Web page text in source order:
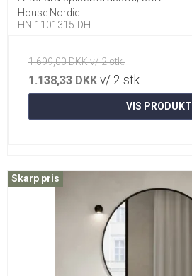
House Nordic
HN-1101315-DH
1.699,00 DKK v/ 2 stk.
1.138,33 DKK v/ 2 stk.
VIS PRODUKT
Skarp pris